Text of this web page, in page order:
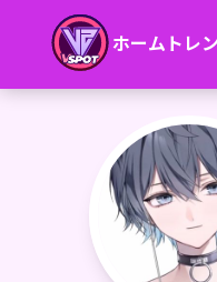
ホーム トレ
文月 叶